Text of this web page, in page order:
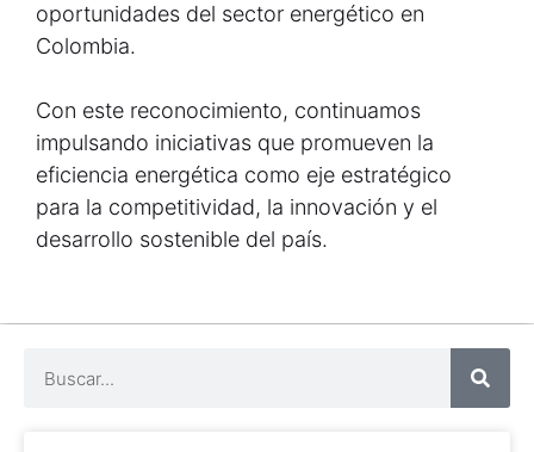
oportunidades del sector energético en
Colombia.
Con este reconocimiento, continuamos
impulsando iniciativas que promueven la
eficiencia energética como eje estratégico
para la competitividad, la innovación y el
desarrollo sostenible del país.